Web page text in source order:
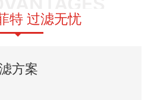
特 过滤无忧
方案